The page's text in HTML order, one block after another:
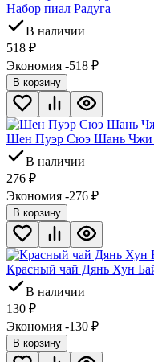
Набор пиал Радуга
В наличии
518 ₽
Экономия -518 ₽
В корзину
Шен Пуэр Сюэ Шань Чжи
В наличии
276 ₽
Экономия -276 ₽
В корзину
Красный чай Дянь Хун
В наличии
130 ₽
Экономия -130 ₽
В корзину